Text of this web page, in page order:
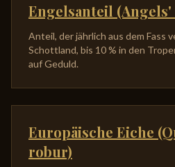
Engelsanteil (Angels'
Anteil, der jährlich aus dem Fass
Schottland, bis 10 % in den
auf Geduld.
Europäische Eiche
robur)